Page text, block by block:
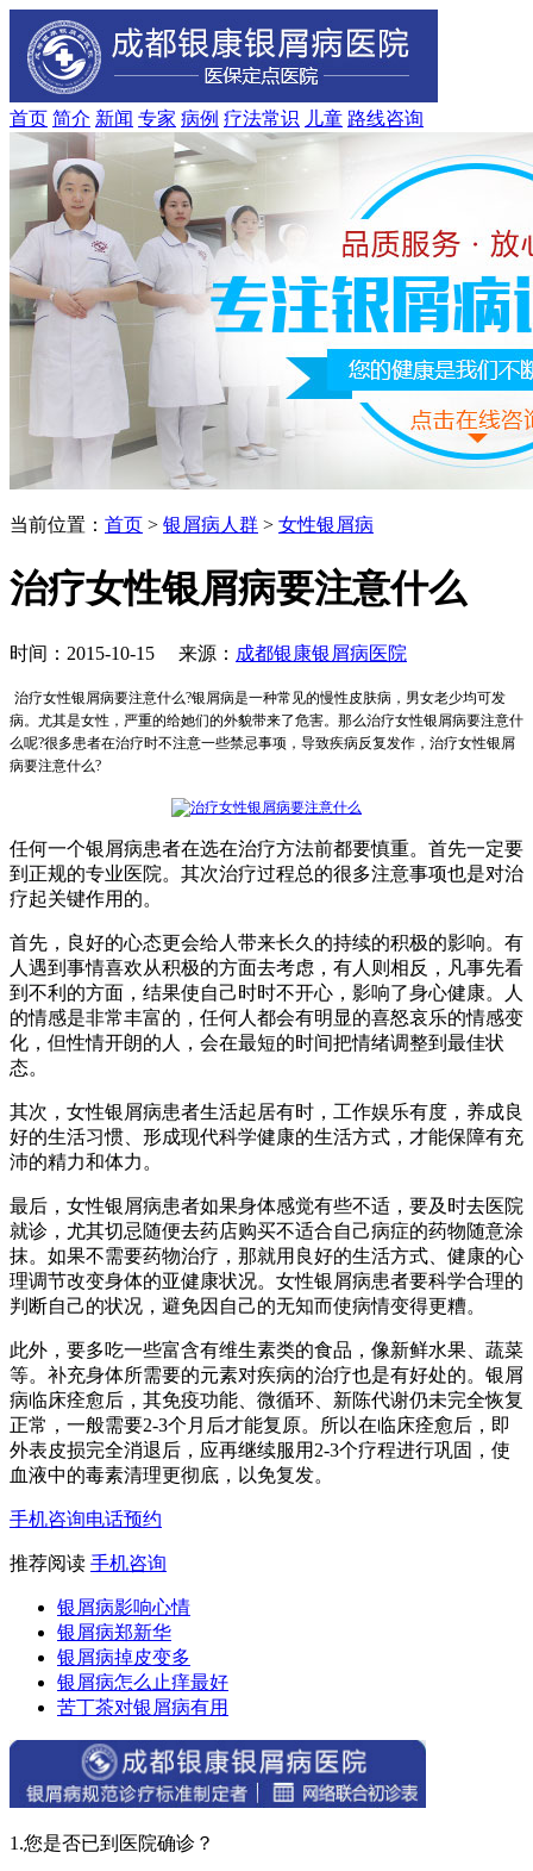
首页 简介 新闻 专家 病例 疗法常识 儿童 路线咨询
当前位置： 首页 > 银屑病人群 > 女性银屑病
治疗女性银屑病要注意什么
时间：2015-10-15 来源： 成都银康银屑病医院
治疗女性银屑病要注意什么?银屑病是一种常见的慢性皮肤病，男女老少均可发
病。尤其是女性，严重的给她们的外貌带来了危害。那么治疗女性银屑病要注意什
么呢?很多患者在治疗时不注意一些禁忌事项，导致疾病反复发作，治疗女性银屑
病要注意什么?
任何一个银屑病患者在选在治疗方法前都要慎重。首先一定要
到正规的专业医院。其次治疗过程总的很多注意事项也是对治
疗起关键作用的。
首先，良好的心态更会给人带来长久的持续的积极的影响。有
人遇到事情喜欢从积极的方面去考虑，有人则相反，凡事先看
到不利的方面，结果使自己时时不开心，影响了身心健康。人
的情感是非常丰富的，任何人都会有明显的喜怒哀乐的情感变
化，但性情开朗的人，会在最短的时间把情绪调整到最佳状
态。
其次，女性银屑病患者生活起居有时，工作娱乐有度，养成良
好的生活习惯、形成现代科学健康的生活方式，才能保障有充
沛的精力和体力。
最后，女性银屑病患者如果身体感觉有些不适，要及时去医院
就诊，尤其切忌随便去药店购买不适合自己病症的药物随意涂
抹。如果不需要药物治疗，那就用良好的生活方式、健康的心
理调节改变身体的亚健康状况。女性银屑病患者要科学合理的
判断自己的状况，避免因自己的无知而使病情变得更糟。
此外，要多吃一些富含有维生素类的食品，像新鲜水果、蔬菜
等。补充身体所需要的元素对疾病的治疗也是有好处的。银屑
病临床痊愈后，其免疫功能、微循环、新陈代谢仍未完全恢复
正常，一般需要2-3个月后才能复原。所以在临床痊愈后，即
外表皮损完全消退后，应再继续服用2-3个疗程进行巩固，使
血液中的毒素清理更彻底，以免复发。
手机咨询电话预约
推荐阅读 手机咨询
银屑病影响心情
银屑病郑新华
银屑病掉皮变多
银屑病怎么止痒最好
苦丁茶对银屑病有用
1.您是否已到医院确诊？